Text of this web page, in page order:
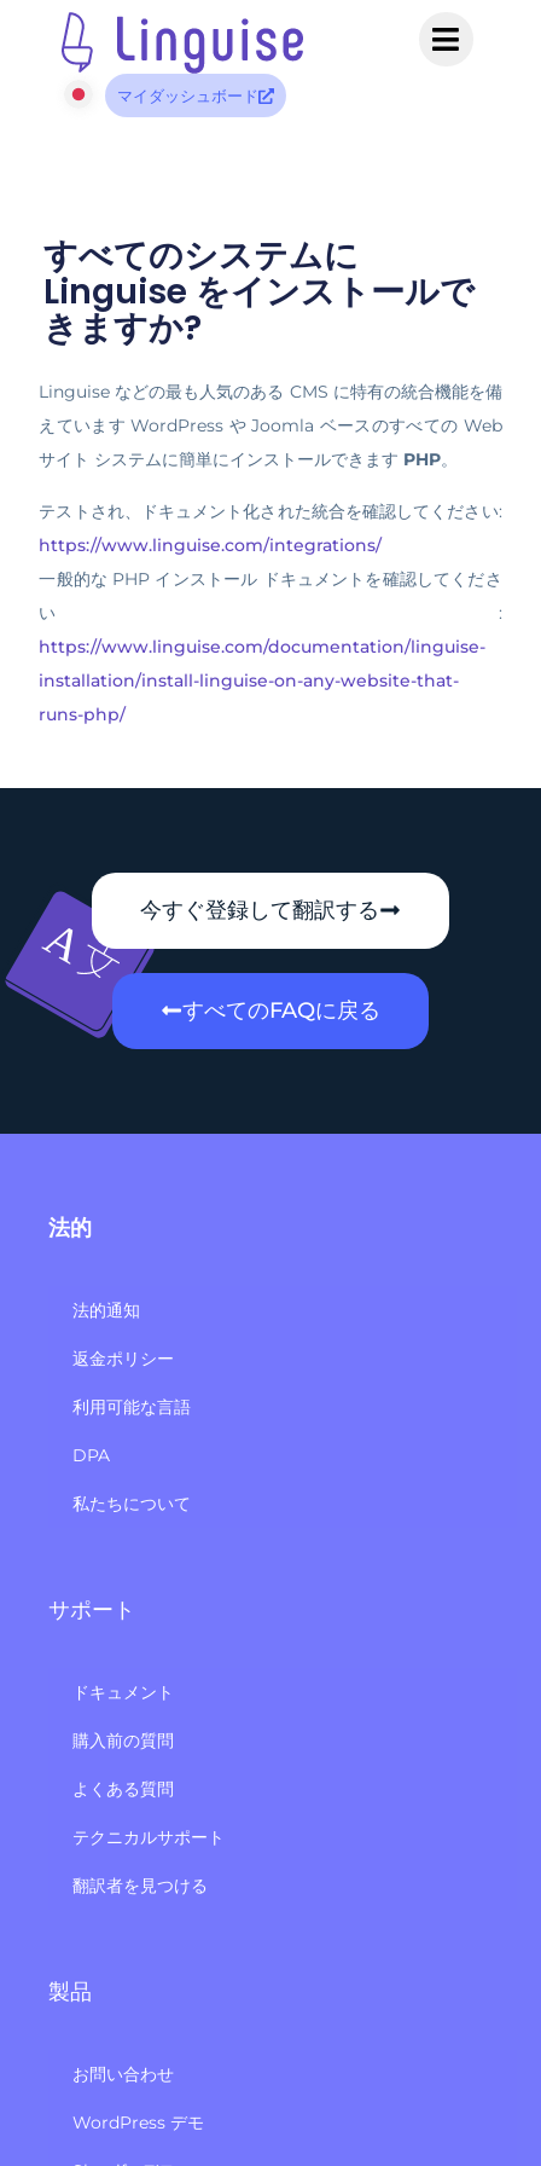
マイダッシュボード
すべてのシステムに
Linguise をインストールで
きますか?
Linguise などの最も人気のある CMS に特有の統合機能を備
えています WordPress や Joomla ベースのすべての Web
サイト システムに簡単にインストールできます PHP。
テストされ、ドキュメント化された統合を確認してください:
https://www.linguise.com/integrations/
一般的な PHP インストール ドキュメントを確認してくださ
い:
https://www.linguise.com/documentation/linguise-
installation/install-linguise-on-any-website-that-
runs-php/
今すぐ登録して翻訳する
すべてのFAQに戻る
法的
法的通知
返金ポリシー
利用可能な言語
DPA
私たちについて
サポート
ドキュメント
購入前の質問
よくある質問
テクニカルサポート
翻訳者を見つける
製品
お問い合わせ
WordPress デモ